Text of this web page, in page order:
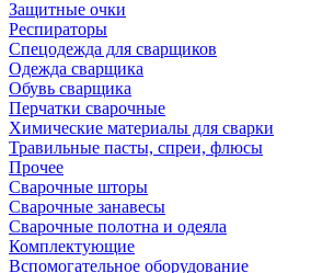
Защитные очки
Респираторы
Спецодежда для сварщиков
Одежда сварщика
Обувь сварщика
Перчатки сварочные
Химические материалы для сварки
Травильные пасты, спреи, флюсы
Прочее
Сварочные шторы
Сварочные занавесы
Сварочные полотна и одеяла
Комплектующие
Вспомогательное оборудование